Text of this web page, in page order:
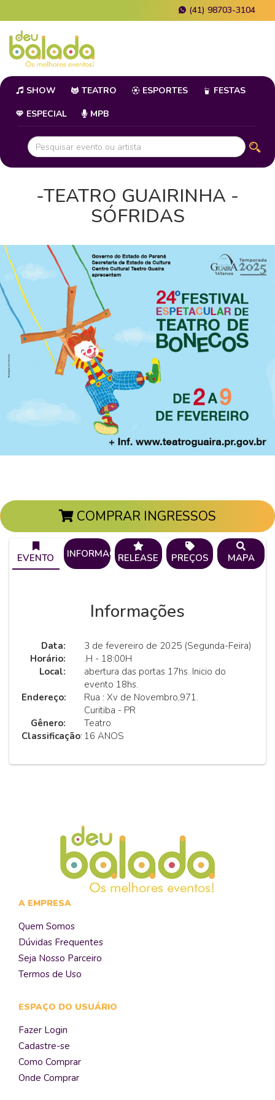
(41) 98703-3104
SHOW TEATRO ESPORTES FESTAS
ESPECIAL MPB
-TEATRO GUAIRINHA -
SÓFRIDAS
COMPRAR INGRESSOS
EVENTO INFORMAÇÕESRELEASE PREÇOS MAPA
Informações
Data:
3 de fevereiro de 2025 (Segunda-Feira)
Horário:
.H - 18:00H
Local:
abertura das portas 17hs. Inicio do
evento 18hs.
Endereço:
Rua : Xv de Novembro,971.
Curitiba - PR
Gênero:
Teatro
Classificação: 16 ANOS
A EMPRESA
Quem Somos
Dúvidas Frequentes
Seja Nosso Parceiro
Termos de Uso
ESPAÇO DO USUÁRIO
Fazer Login
Cadastre-se
Como Comprar
Onde Comprar